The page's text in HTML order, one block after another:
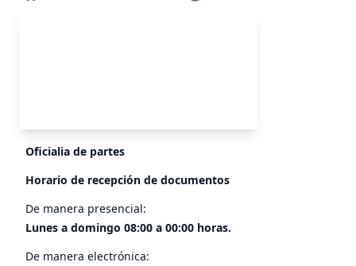
Oficialia de partes
Horario de recepción de documentos
De manera presencial:
Lunes a domingo 08:00 a 00:00 horas.
De manera electrónica: